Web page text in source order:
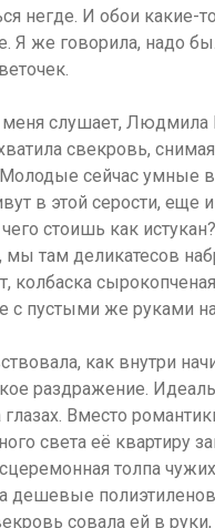
негде. И обои какие-
Я же говорила, надо
слушает, Людмила
свекровь,
сейчас умные
в этой серости, еще
стоишь как
мы там деликатесов
колбаска
с пустыми же руками
как внутри
раздражение.
Вместо
света её квартиру
толпа
дешевые
совала ей в